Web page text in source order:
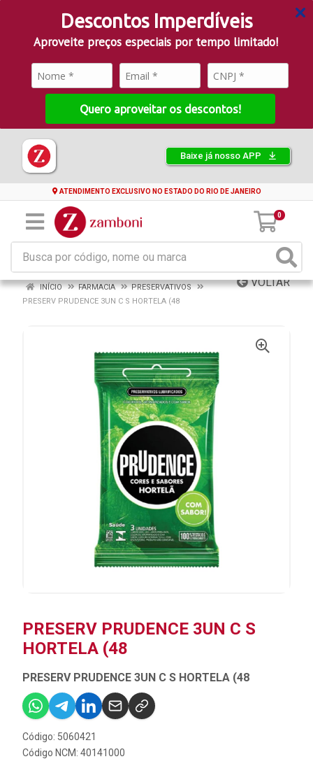
Descontos Imperdíveis
Aproveite preços especiais por tempo limitado!
Quero aproveitar os descontos!
Baixe já nosso APP
ATENDIMENTO EXCLUSIVO NO ESTADO DO RIO DE JANEIRO
0
VOLTAR
INÍCIO FARMACIA
PRESERVATIVOS
PRESERV PRUDENCE 3UN C S HORTELA (48
PRESERV PRUDENCE 3UN C S
HORTELA (48
PRESERV PRUDENCE 3UN C S HORTELA (48
Código: 5060421
Código NCM: 40141000